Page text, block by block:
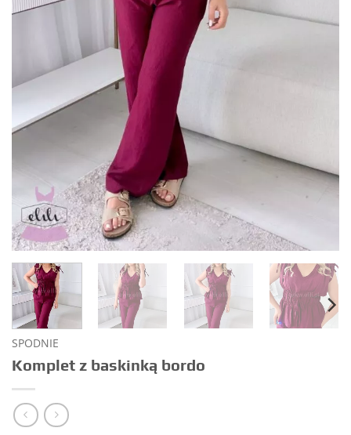
SPODNIE
Komplet z baskinką bordo